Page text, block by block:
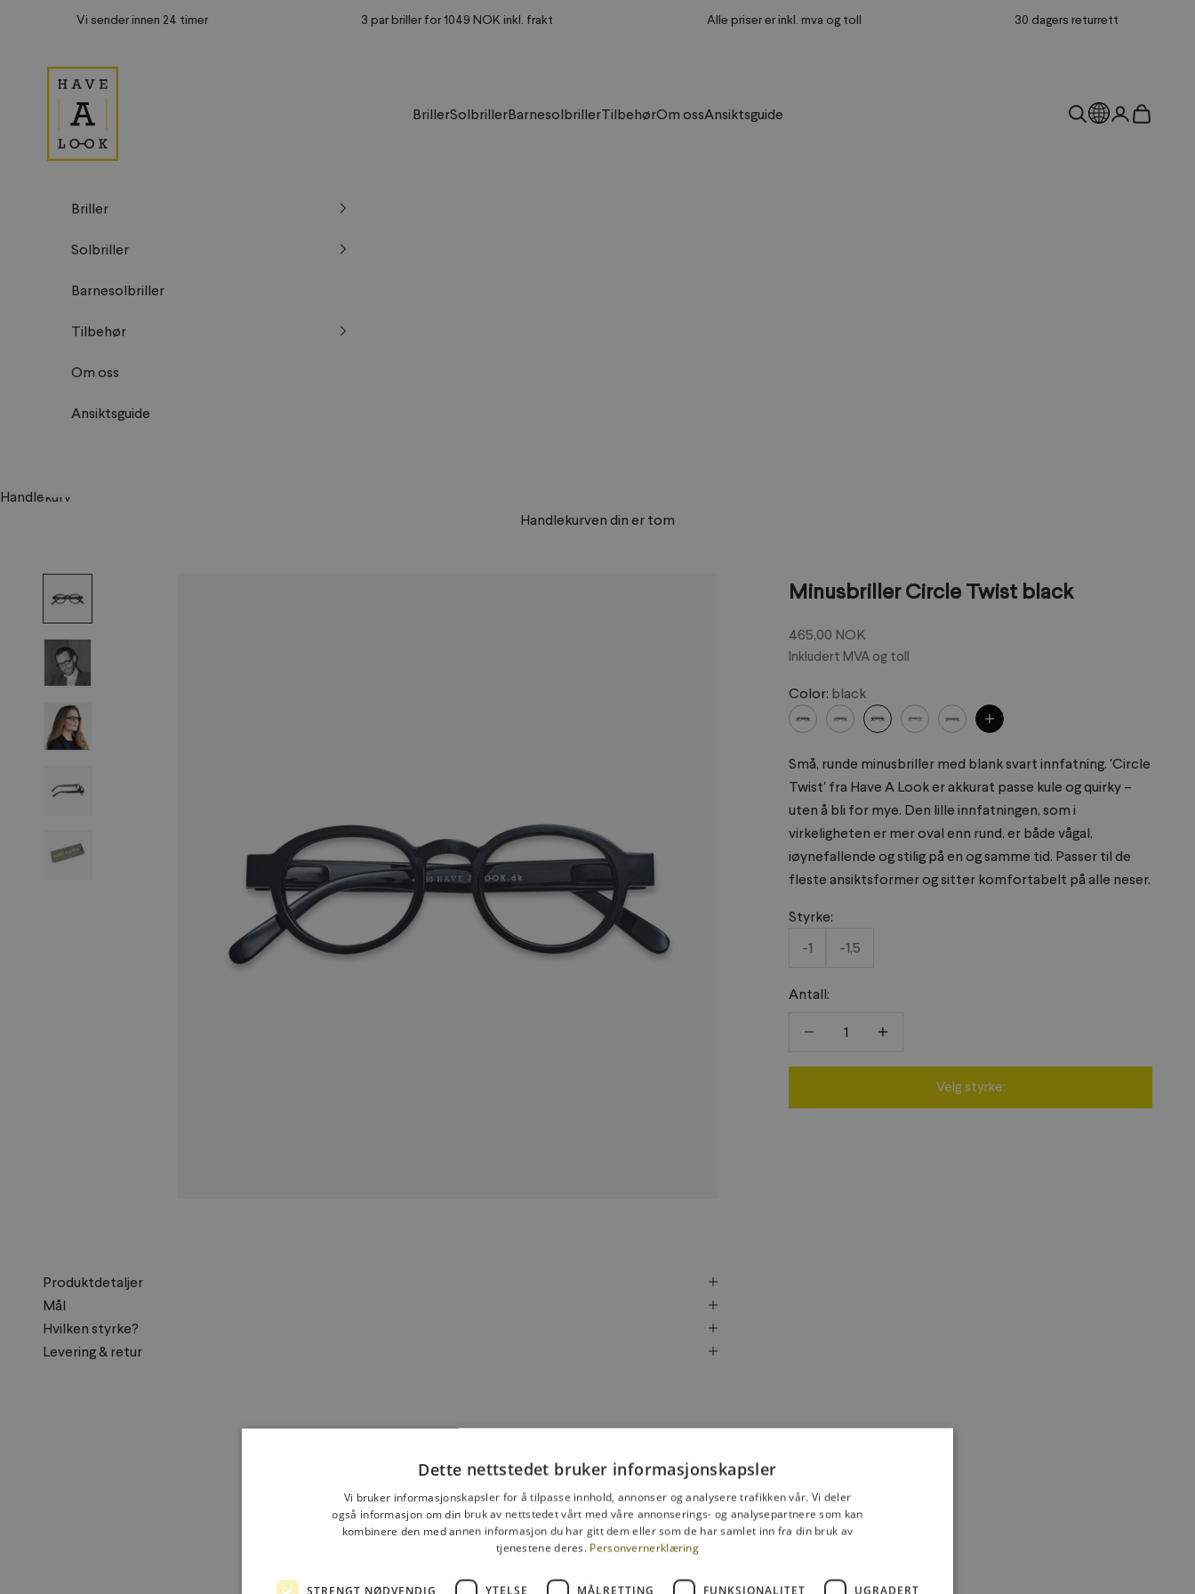
Hopp til innholdVi sender innen 24 timer 3 par briller for 1049 NOK inkl. frakt Alle priser er inkl. mva og toll 30 dagers returrett
Have A Look NO
BrillerSolbrillerBarnesolbrillerTilbehørOm ossAnsiktsguide Åpne søk
Land
ÅpneÅpne
Briller
Solbriller
Barnesolbriller
Tilbehør
Om oss
Ansiktsguide
Handlekurv
Handlekurven din er tom
Minusbriller Circle Twist black
Salgspris
465,00 NOK
Inkludert MVA og toll
Color: black
Små, runde minusbriller med blank svart innfatning. 'Circle
Twist' fra Have A Look er akkurat passe kule og quirky –
uten å bli for mye. Den lille innfatningen, som i
virkeligheten er mer oval enn rund, er både vågal,
iøynefallende og stilig på en og samme tid. Passer til de
fleste ansiktsformer og sitter komfortabelt på alle neser.
Styrke:
-1
-1,5
Antall:
Reduser antallReduser antall
Velg styrke:
Produktdetaljer
Mål
Hvilken styrke?
Levering & retur
Gode solbriller med styrke
Kjøpte solbriller med styrke, og de var overraskende gode til prisen. Svært
Dette nettstedet bruker informasjonskapsler
Vi bruker informasjonskapsler for å tilpasse innhold, annonser og analysere trafikken vår. Vi deler
også informasjon om din bruk av nettstedet vårt med våre annonserings- og analysepartnere som kan
kombinere den med annen informasjon du har gitt dem eller som de har samlet inn fra din bruk av
tjenestene deres. Personvernerklæring
STRENGT NØDVENDIG YTELSE MÅLRETTING FUNKSJONALITET UGRADERT